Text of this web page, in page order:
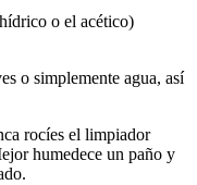
o el acético)
o simplemente agua, así
rocíes el limpiador
humedece un paño y